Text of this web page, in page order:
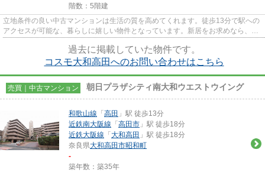
階数：5階建
立地条件の良い中古マンションは生活の質を高めてくれます。徒歩13分で駅への
アクセスが可能な、暮らしに嬉しい物件となっています。新居をお求めなら、大
過去に掲載していた物件です。
コスモ大和高田へのお問い合わせはこちら
売買｜中古マンション 朝日プラザシティ南大和ウエストウイング
和歌山線 「 高田 」駅 徒歩13分
近鉄南大阪線 「 高田市 」駅 徒歩18分
近鉄大阪線 「 大和高田 」駅 徒歩18分
奈良県大和高田市昭和町
-
築年数：築35年